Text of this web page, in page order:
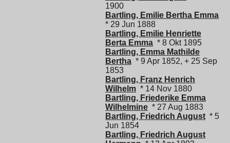
1900
Bartling, Emilie Bertha Emma
* 29 Jun 1888
Bartling, Emilie Henriette
Berta Emma * 8 Okt 1895
Bartling, Emma Mathilde
Bertha * 9 Apr 1852, + 25 Sep
1853
Bartling, Franz Henrich
Wilhelm * 14 Nov 1880
Bartling, Friederike Emma
Wilhelmine * 27 Aug 1883
Bartling, Friedrich August * 5
Jun 1854
Bartling, Friedrich August